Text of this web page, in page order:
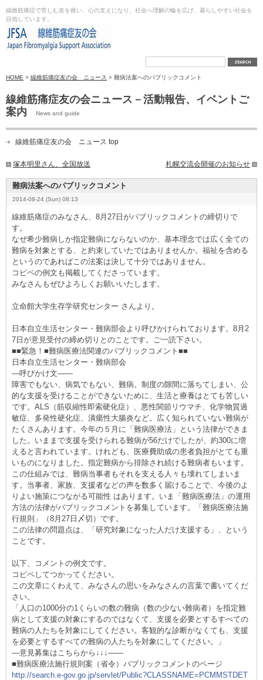
線維筋痛症で苦しむ友を救い、心の支えになり、社会へ理解の輪を広げ、暮らしやすい社会を
目指しています。
HOME > 線維筋痛症友の会 ニュース > 難病法案へのパブリックコメント
線維筋痛症友の会ニュース－活動報告、イベントご
案内
News and guide
線維筋痛症友の会 ニュース top
塚本明里さん、全国放送 札幌交流会開催のお知らせ
難病法案へのパブリックコメント
2014-08-24 (Sun) 08:13
線維筋痛症のみなさん、8月27日がパブリックコメントの締切りで
す。
なぜ希少難病しか指定難病にならないのか、基本理念では広く全ての
難病を対象とする、と約束していたではありませんか。福祉を含める
というのであればこの法案は決して十分ではありません。
コピペの例文も掲載してくださっています。
みなさんもぜひよろしくお願いいたします。
立命館大学生存学研究センター さんより。
日本自立生活センター・難病部会より呼びかけられております。8月2
7日が意見受付の締め切りとのことです。ご一読下さい。
■■緊急！■難病医療法関連のパブリックコメント■■
日本自立生活センター・難病部会
―呼びかけ文――
障害でもない、病気でもない、難病。制度の隙間に落ちてしまい、公
的な支援を受けることができないために、生活と療養はとても苦しい
です。ALS（筋収縮性即索硬化症）、悪性関節リウマチ、化学物質過
敏症、多発性硬化症、潰瘍性大腸炎など。広く知られていない難病が
たくさんあります。今年の５月に「難病医療法」という法律ができま
した。いままで支援を受けられる難病が56だけでしたが、約300に増
えると言われています。けれども、医療費助成の患者負担がとても重
いものになりました。指定難病から排除され続ける難病者もいます。
この仕組みでは、難病当事者もそれを支える人々も壊れてしまいま
す。当事者、家族、支援者などの声を数多く届けることで、今後のよ
りよい施策につながる可能性 はあります。いま「難病医療法」の運用
方法の法律がパブリックコメントを募集しています。「難病医療法施
行規則」（8月27日〆切）です。
この法律の問題点は、「研究対象になった人だけ支援する」、という
ことです。
以下、コメントの例文です。
コピペしてつかってください。
この文章にくわえて、みなさんの思いをみなさんの言葉で書いてくだ
さい。
「人口の1000分の1くらいの数の難病（数の少ない難病者）を指定難
病として支援の対象にするのではなくて、支援を必要とするすべての
難病の人たちを対象にしてください。客観的な診断がなくても、支援
を必要とするすべての難病の人たちを対象にしてください。」
―意見募集はこちらから↓↓↓――
■難病医療法施行規則案（省令）パブリックコメントのページ
http://search.e-gov.go.jp/servlet/Public?CLASSNAME=PCMMSTDET